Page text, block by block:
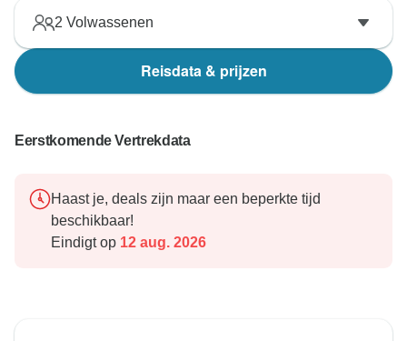
2 Volwassenen
Reisdata & prijzen
Eerstkomende Vertrekdata
Haast je, deals zijn maar een beperkte tijd
beschikbaar!
Eindigt op 12 aug. 2026